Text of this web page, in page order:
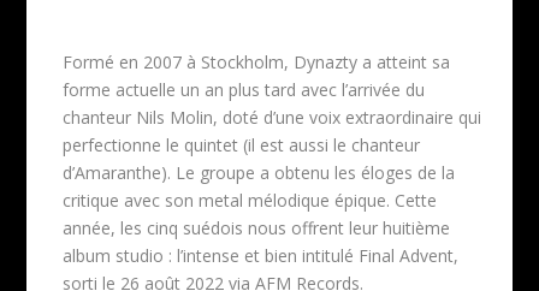
Formé en 2007 à Stockholm, Dynazty a atteint sa
forme actuelle un an plus tard avec l’arrivée du
chanteur Nils Molin, doté d’une voix extraordinaire qui
perfectionne le quintet (il est aussi le chanteur
d’Amaranthe). Le groupe a obtenu les éloges de la
critique avec son metal mélodique épique. Cette
année, les cinq suédois nous offrent leur huitième
album studio : l’intense et bien intitulé Final Advent,
sorti le 26 août 2022 via AFM Records.